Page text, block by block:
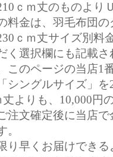
ｃｍ丈のものより
料金は、羽毛布団
ｃｍ丈サイズ別料
く選択欄にも記載
このページの当店1
シングルサイズ」
丈よりも、10,000
注文確定後に当店
。
り早くお届けでき